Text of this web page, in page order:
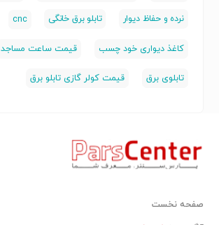
همراه (خط یک): 09121432945
نرده و حفاظ دیوار تابلو برق خانگی cnc
کاغذ دیواری خود چسب قیمت ساعت مساجد
تابلوی برق قیمت کولر گازی تابلو برق
صفحه نخست